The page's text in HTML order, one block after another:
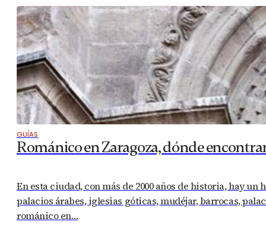
GUÍAS
Románico en Zaragoza, dónde
En esta ciudad, con más de 2000 años de historia, hay
palacios árabes, iglesias góticas, mudéjar, barrocas,
románico en…